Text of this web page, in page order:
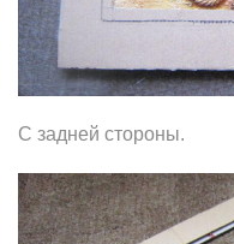
С задней стороны.